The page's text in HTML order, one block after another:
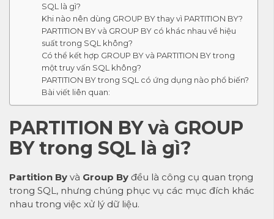
SQL là gì?
Khi nào nên dùng GROUP BY thay vì PARTITION BY?
PARTITION BY và GROUP BY có khác nhau về hiệu
suất trong SQL không?
Có thể kết hợp GROUP BY và PARTITION BY trong
một truy vấn SQL không?
PARTITION BY trong SQL có ứng dụng nào phổ biến?
Bài viết liên quan:
PARTITION BY và GROUP
BY trong SQL là gì?
Partition By và Group By đều là công cụ quan trọng
trong SQL, nhưng chúng phục vụ các mục đích khác
nhau trong việc xử lý dữ liệu.